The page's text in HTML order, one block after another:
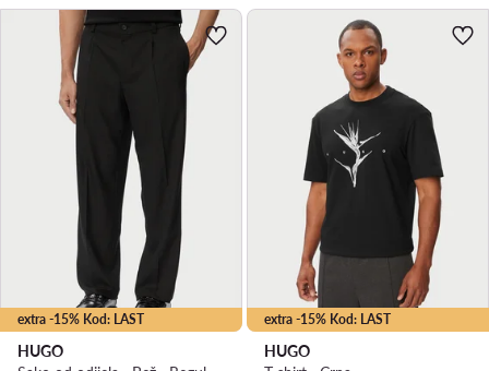
extra -15% Kod: LAST
HUGO
extra -15% Kod: LAST
HUGO